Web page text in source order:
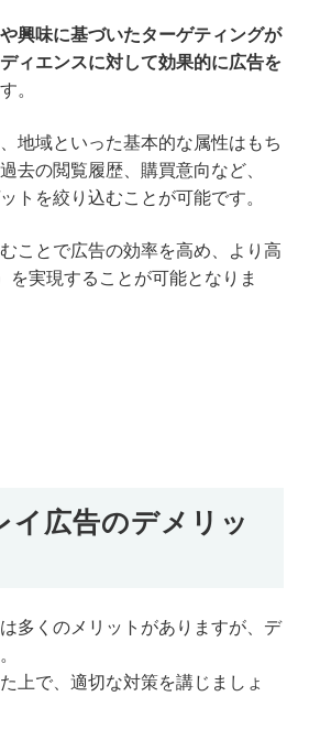
興味に基づいたターゲティングが
ィエンスに対して効果的に広告を
。
地域といった基本的な属性はもち
去の閲覧履歴、購買意向など、
トを絞り込むことが可能です。
ことで広告の効率を高め、より高
を実現することが可能となりま
イ広告のデメリッ
多くのメリットがありますが、デ
上で、適切な対策を講じましょ